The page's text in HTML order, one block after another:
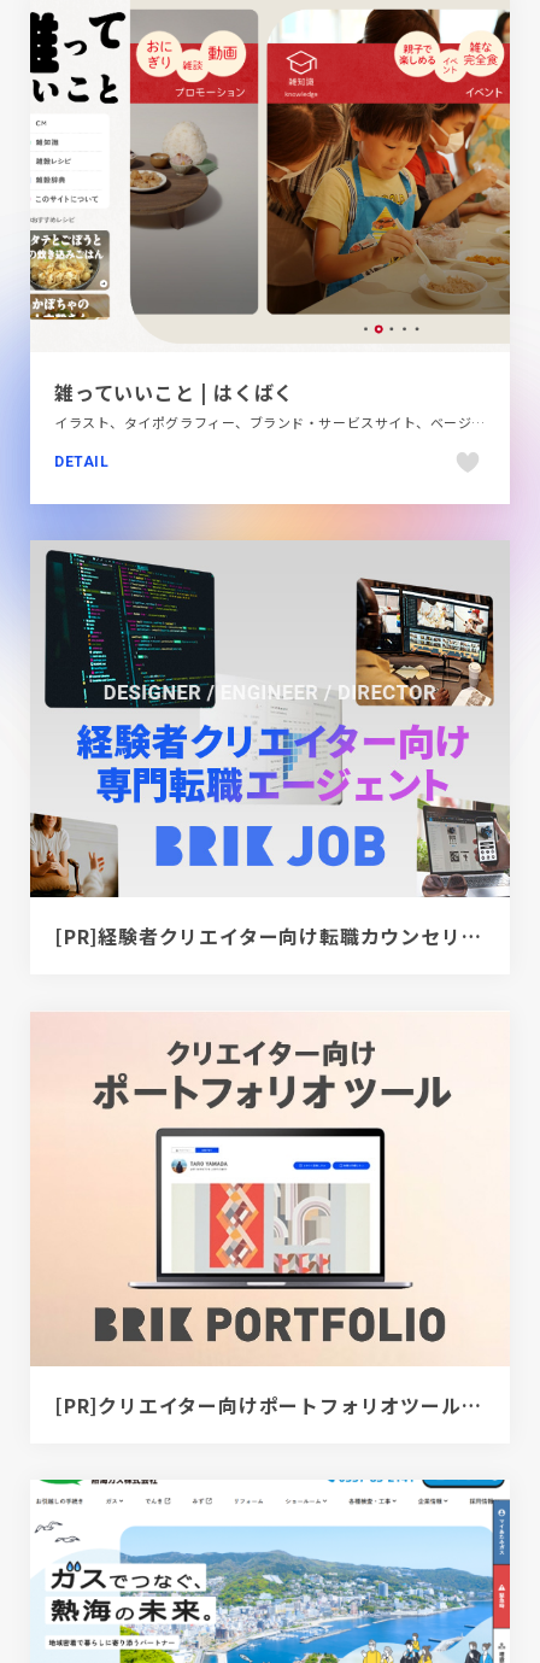
雑っていいこと | はくばく
イラスト、タイポグラフィー、ブランド・サービスサイト、ベージュ・ゴールド系、ポップ、レッド系、飲料・食品
DETAIL
[PR]経験者クリエイター向け転職カウンセリング｜デザイナー / ディレクター / エンジニア
[PR]クリエイター向けポートフォリオツール｜BRIK PORTFOLIO